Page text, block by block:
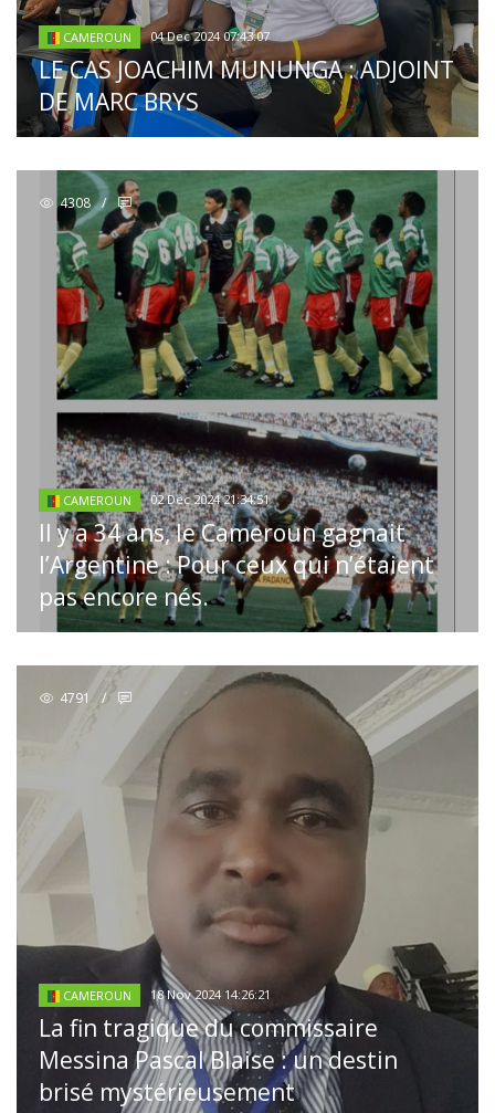
CAMEROUN 04 Dec 2024 07:43:07
LE CAS JOACHIM MUNUNGA : ADJOINT
DE MARC BRYS
4308 /
CAMEROUN 02 Dec 2024 21:34:51
Il y a 34 ans, le Cameroun gagnait
l’Argentine : Pour ceux qui n’étaient
pas encore nés.
4791 /
CAMEROUN 18 Nov 2024 14:26:21
La fin tragique du commissaire
Messina Pascal Blaise : un destin
brisé mystérieusement